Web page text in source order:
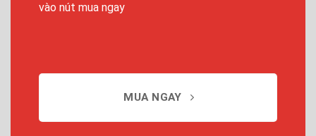
vào nút mua ngay
MUA NGAY